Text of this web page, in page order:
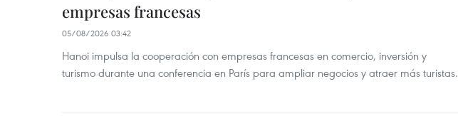
empresas francesas
05/08/2026 03:42
Hanoi impulsa la cooperación con empresas francesas en comercio, inversión y
turismo durante una conferencia en París para ampliar negocios y atraer más turistas.